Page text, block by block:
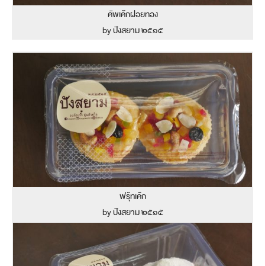
คัพเค้กฝอยทอง
by ปังสยาม ๒๕๑๕
ฟรุ้ทเค้ก
by ปังสยาม ๒๕๑๕